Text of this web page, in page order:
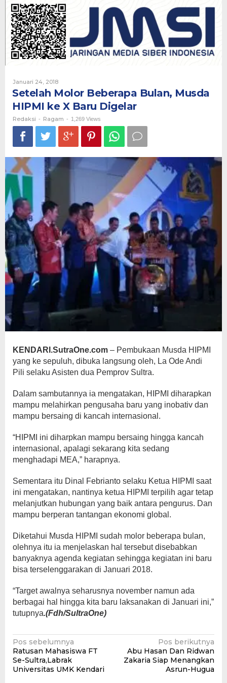
Musda
ke
Baru
Digelar
Januari 24, 2018Oleh
Redaksi
Setelah Molor Beberapa Bulan, Musda
HIPMI ke X Baru Digelar
Redaksi - Ragam - 1,269 Views
KENDARI.SutraOne.com – Pembukaan Musda HIPMI
yang ke sepuluh, dibuka langsung oleh, La Ode Andi
Pili selaku Asisten dua Pemprov Sultra.
Dalam sambutannya ia mengatakan, HIPMI diharapkan
mampu melahirkan pengusaha baru yang inobativ dan
mampu bersaing di kancah internasional.
“HIPMI ini diharpkan mampu bersaing hingga kancah
internasional, apalagi sekarang kita sedang
menghadapi MEA,” harapnya.
Sementara itu Dinal Febrianto selaku Ketua HIPMI saat
ini mengatakan, nantinya ketua HIPMI terpilih agar tetap
melanjutkan hubungan yang baik antara pengurus. Dan
mampu berperan tantangan ekonomi global.
Diketahui Musda HIPMI sudah molor beberapa bulan,
olehnya itu ia menjelaskan hal tersebut disebabkan
banyaknya agenda kegiatan sehingga kegiatan ini baru
bisa terselenggarakan di Januari 2018.
“Target awalnya seharusnya november namun ada
berbagai hal hingga kita baru laksanakan di Januari ini,”
tutupnya.(Fdh/SultraOne)
Navigasi
pos
Pos sebelumnya
Ratusan Mahasiswa FT
Se-Sultra,Labrak
Universitas UMK Kendari
Pos berikutnya
Abu Hasan Dan Ridwan
Zakaria Siap Menangkan
Asrun-Hugua